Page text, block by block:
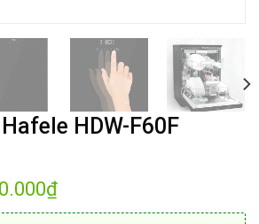
HDW-F60F
₫Giá
tại